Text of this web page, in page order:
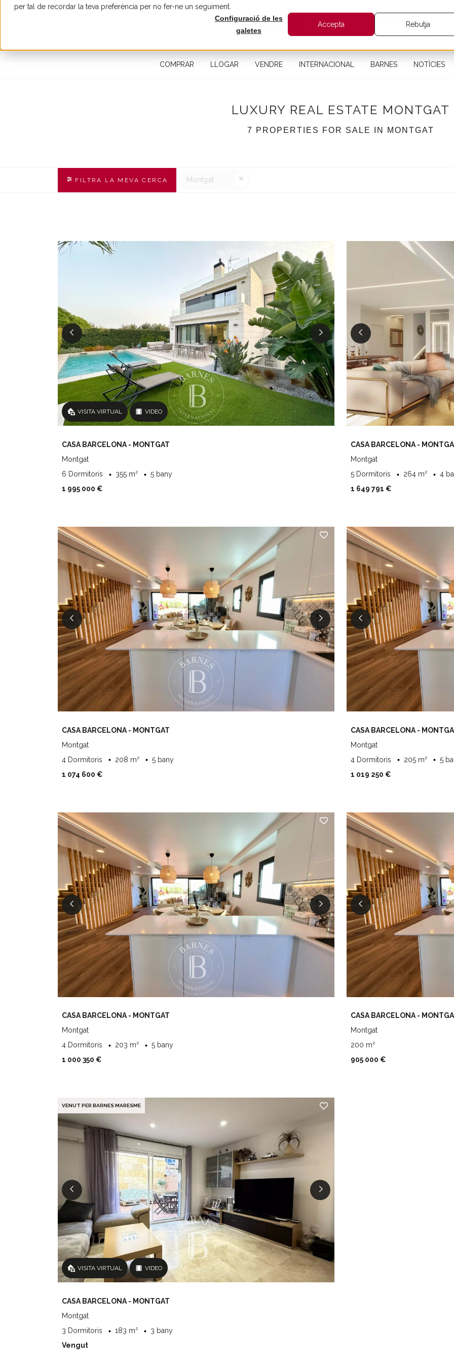
per tal de recordar la teva preferència per no fer-ne un seguiment.
Configuració de les
galetes
Accepta Rebutja
COMPRAR LLOGAR VENDRE INTERNACIONAL BARNES NOTÍCIES
LUXURY REAL ESTATE MONTGAT
7 PROPERTIES FOR SALE IN MONTGAT
FILTRA LA MEVA CERCA Montgat
VISITA VIRTUAL VIDEO
CASA BARCELONA - MONTGAT
Montgat
6 Dormitoris
355 m²
5 bany
1 995 000 €
CASA BARCELONA -
Montgat
5 Dormitoris
264 m²
4
1 649 791 €
CASA BARCELONA - MONTGAT
Montgat
4 Dormitoris
208 m²
5 bany
1 074 600 €
CASA BARCELONA -
Montgat
4 Dormitoris
205 m²
5
1 019 250 €
CASA BARCELONA - MONTGAT
Montgat
4 Dormitoris
203 m²
5 bany
1 000 350 €
CASA BARCELONA -
Montgat
200 m²
905 000 €
VENUT PER BARNES MARESME
VISITA VIRTUAL VIDEO
CASA BARCELONA - MONTGAT
Montgat
3 Dormitoris
183 m²
3 bany
Vengut